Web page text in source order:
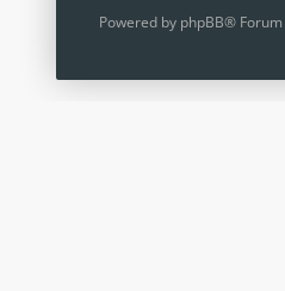
Powered by phpBB®